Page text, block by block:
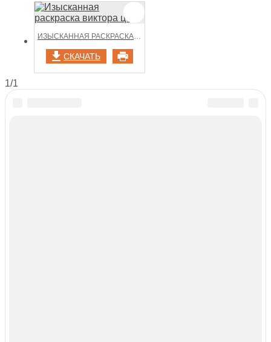
ИЗЫСКАННАЯ РАСКРАСКА ВИКТОРА ЦОЯ
СКАЧАТЬ
1/1